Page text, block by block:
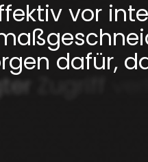
vor
dafür,